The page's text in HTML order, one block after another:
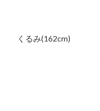
くるみ(162cm)